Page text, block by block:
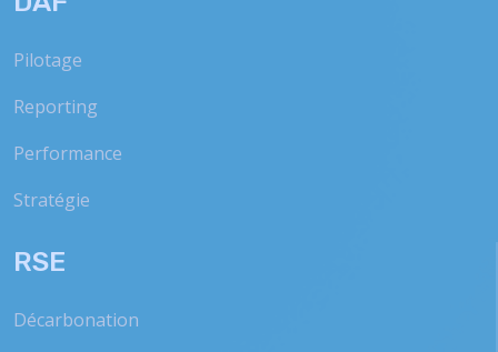
Pilotage
Reporting
Performance
Stratégie
RSE
Décarbonation